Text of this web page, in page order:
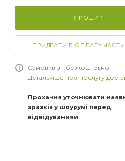
+10%
+15%
У КОШИК
ПРИДБАТИ В ОПЛАТУ
Самовивіз - безкоштовно
Детальніше про послугу
Прохання уточнювати
зразків у шоурумі перед
відвідуванням